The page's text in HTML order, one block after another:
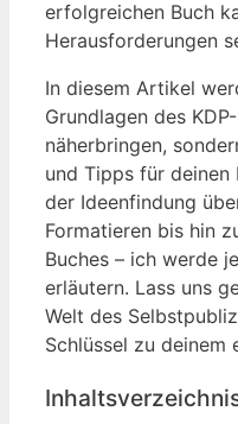
erfolgreichen Buch
Herausforderungen
In diesem Artikel
Grundlagen des
näherbringen,
und Tipps für
der Ideenfindung
Formatieren bis hin
Buches – ich werde
erläutern. Lass uns
Welt des
Schlüssel zu deinem